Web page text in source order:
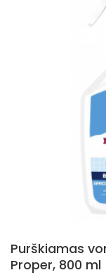
Purškiamas
Proper, 800 ml